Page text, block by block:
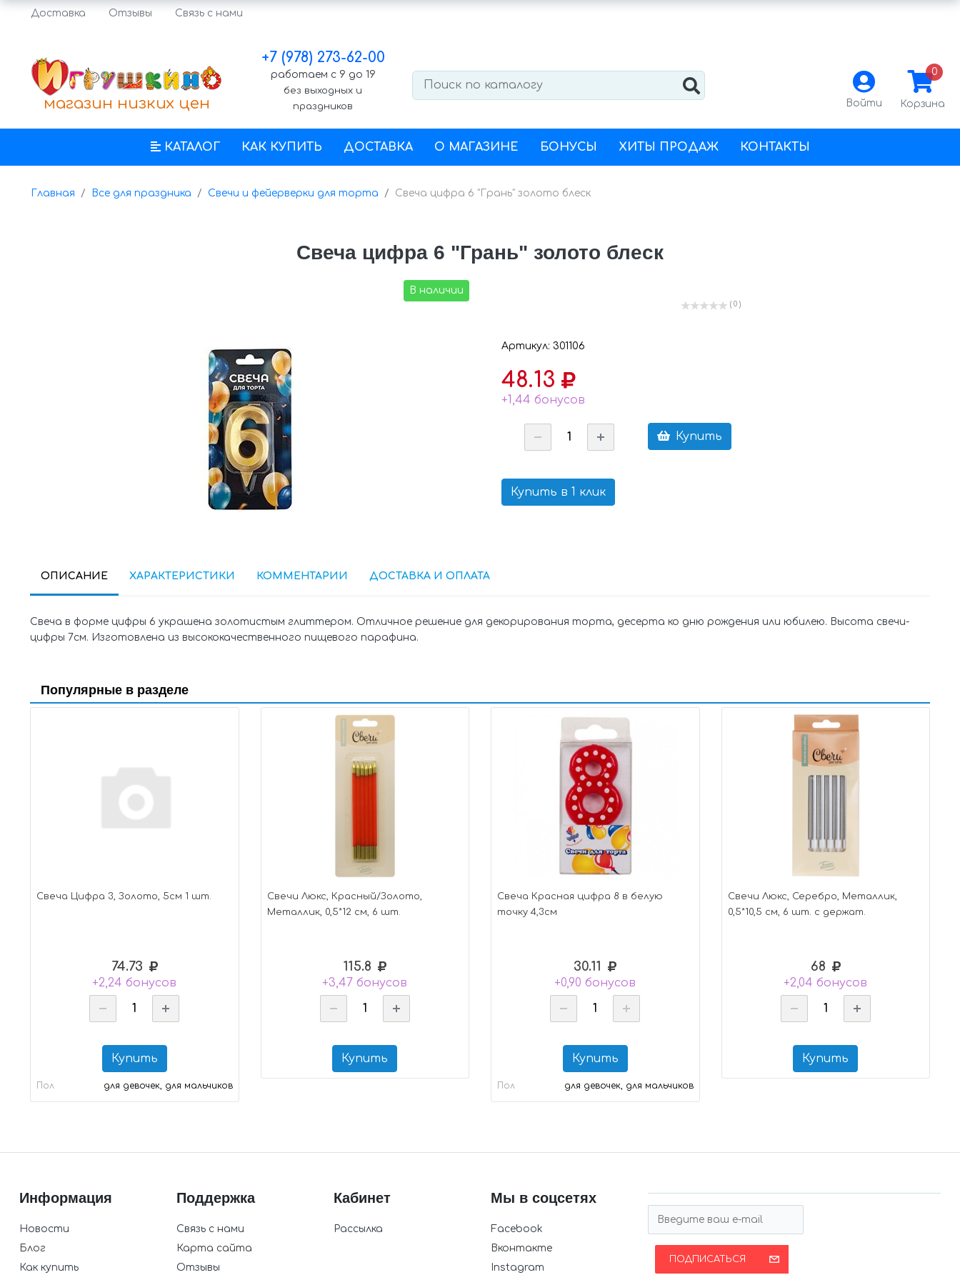
Доставка Отзывы Связь с нами
магазин низких цен
+7 (978) 273-62-00
работаем с 9 до 19
без выходных и
праздников
Войти
0
Корзина
КАТАЛОГ КАК КУПИТЬ ДОСТАВКА О МАГАЗИНЕ БОНУСЫ ХИТЫ ПРОДАЖ КОНТАКТЫ
Главная Все для праздника Свечи и фейерверки для торта Свеча цифра 6 "Грань" золото блеск
Свеча цифра 6 "Грань" золото блеск
В наличии
( 0 )
Артикул: 301106
48.13
+1,44 бонусов
Купить
Купить в 1 клик
ОПИСАНИЕ ХАРАКТЕРИСТИКИ КОММЕНТАРИИ ДОСТАВКА И ОПЛАТА
Свеча в форме цифры 6 украшена золотистым глиттером. Отличное решение для декорирования торта, десерта ко дню рождения или юбилею. Высота свечи-
цифры 7см. Изготовлена из высококачественного пищевого парафина.
Популярные в разделе
Свеча Цифра 3, Золото, 5см 1 шт.
74.73
+2,24 бонусов
Купить
Пол для девочек, для мальчиков
Свечи Люкс, Красный/Золото,
Металлик, 0,5*12 см, 6 шт.
115.8
+3,47 бонусов
Купить
Свеча Красная цифра 8 в белую
точку 4,3см
30.11
+0,90 бонусов
Купить
Пол для девочек, для мальчиков
Свечи Люкс, Серебро, Металлик,
0,5*10,5 см, 6 шт. с держат.
68
+2,04 бонусов
Купить
Информация
Новости
Блог
Как купить
Поддержка
Связь с нами
Карта сайта
Отзывы
Кабинет
Рассылка
Мы в соцсетях
Facebook
Вконтакте
Instagram
ПОДПИСАТЬСЯ